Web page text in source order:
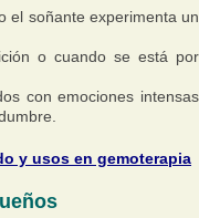
el soñante experimenta un
o cuando se está por
con emociones intensas
y usos en gemoterapia